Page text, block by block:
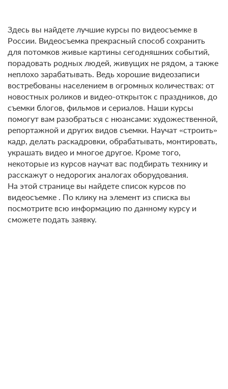
Здесь вы найдете лучшие курсы по видеосъемке в
России. Видеосъемка прекрасный способ сохранить
для потомков живые картины сегодняшних событий,
порадовать родных людей, живущих не рядом, а также
неплохо зарабатывать. Ведь хорошие видеозаписи
востребованы населением в огромных количествах: от
новостных роликов и видео-открыток с праздников, до
съемки блогов, фильмов и сериалов. Наши курсы
помогут вам разобраться с нюансами: художественной,
репортажной и других видов съемки. Научат «строить»
кадр, делать раскадровки, обрабатывать, монтировать,
украшать видео и многое другое. Кроме того,
некоторые из курсов научат вас подбирать технику и
расскажут о недорогих аналогах оборудования.
На этой странице вы найдете список курсов по
видеосъемке . По клику на элемент из списка вы
посмотрите всю информацию по данному курсу и
сможете подать заявку.